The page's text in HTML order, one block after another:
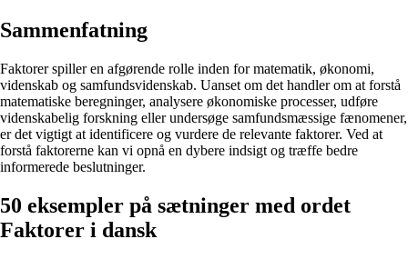
Sammenfatning
Faktorer spiller en afgørende rolle inden for matematik, økonomi,
videnskab og samfundsvidenskab. Uanset om det handler om at forstå
matematiske beregninger, analysere økonomiske processer, udføre
videnskabelig forskning eller undersøge samfundsmæssige fænomener,
er det vigtigt at identificere og vurdere de relevante faktorer. Ved at
forstå faktorerne kan vi opnå en dybere indsigt og træffe bedre
informerede beslutninger.
50 eksempler på sætninger med ordet
Faktorer i dansk